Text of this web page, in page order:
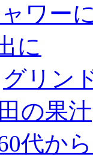
ワー
に
グリン
の果汁
代から